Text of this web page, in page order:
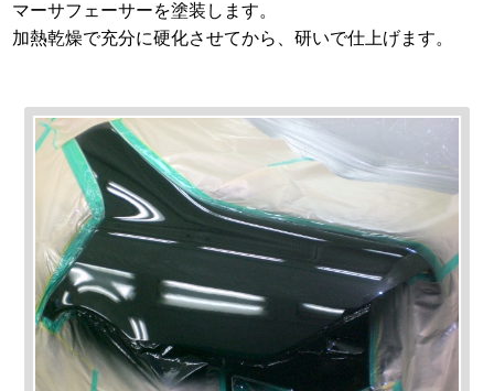
マーサフェーサーを塗装します。
加熱乾燥で充分に硬化させてから、研いで仕上げます。